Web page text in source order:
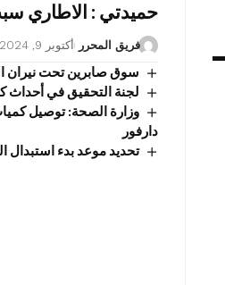
حميدتي : الاطاري
فريق المحرر أكتوبر 9, 2024
سوق صابرين تحت نيران
لجنة التحقيق في أحداث
وزارة الصحة: توصيل
دارفور
تحديد موعد بدء استبدال